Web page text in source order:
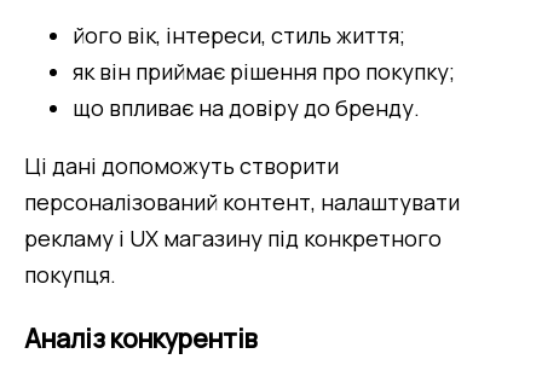
його вік, інтереси, стиль життя;
як він приймає рішення про покупку;
що впливає на довіру до бренду.
Ці дані допоможуть створити
персоналізований контент, налаштувати
рекламу і UX магазину під конкретного
покупця.
Аналіз конкурентів